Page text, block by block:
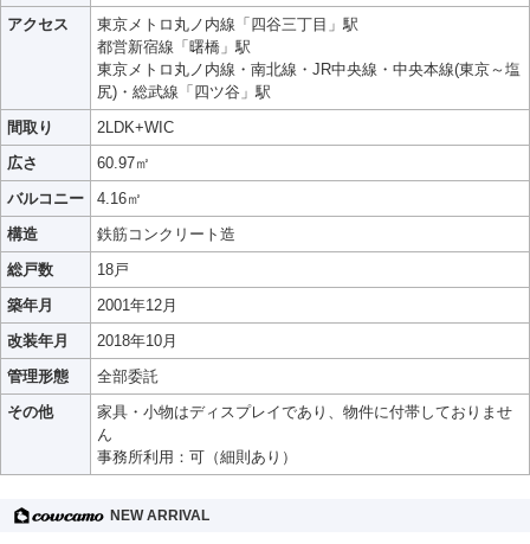
アクセス
東京メトロ丸ノ内線「四谷三丁目」駅
都営新宿線「曙橋」駅
東京メトロ丸ノ内線・南北線・JR中央線・中央本線(東京～塩
尻)・総武線「四ツ谷」駅
間取り
2LDK+WIC
広さ
60.97㎡
バルコニー
4.16㎡
構造
鉄筋コンクリート造
総戸数
18戸
築年月
2001年12月
改装年月
2018年10月
管理形態
全部委託
その他
家具・小物はディスプレイであり、物件に付帯しておりませ
ん
事務所利用：可（細則あり）
NEW ARRIVAL